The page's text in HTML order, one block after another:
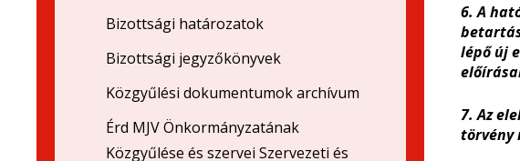
6. A
lépő új
7. Az
törvény
Bizottsági határozatok
Bizottsági jegyzőkönyvek
Közgyűlési dokumentumok archívum
Érd MJV Önkormányzatának
Közgyűlése és szervei Szervezeti és